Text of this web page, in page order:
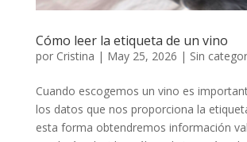
Cómo leer la etiqueta de un vino
por Cristina | May 25, 2026 | Sin
Cuando escogemos un vino es
los datos que nos proporciona la
esta forma obtendremos información